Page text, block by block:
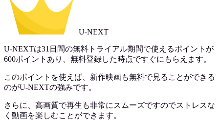
U-NEXT
U-NEXTは31日間の無料トライアル期間で使えるポイントが
600ポイントあり、無料登録した時点ですぐにもらえます。
このポイントを使えば、新作映画も無料で見ることができる
のがU-NEXTの強みです。
さらに、高画質で再生も非常にスムーズですのでストレスな
く動画を楽しむことができます。